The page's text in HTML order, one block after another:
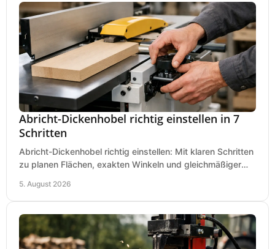
Abricht-Dickenhobel richtig einstellen in 7
Schritten
Abricht-Dickenhobel richtig einstellen: Mit klaren Schritten
zu planen Flächen, exakten Winkeln und gleichmäßiger
5. August 2026